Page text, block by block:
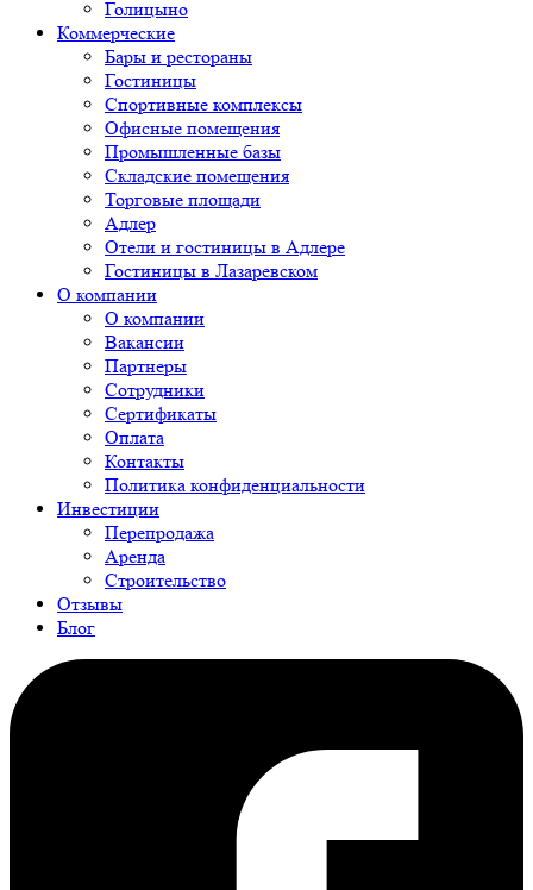
Голицыно
Коммерческие
Бары и рестораны
Гостиницы
Спортивные комплексы
Офисные помещения
Промышленные базы
Складские помещения
Торговые площади
Адлер
Отели и гостиницы в Адлере
Гостиницы в Лазаревском
О компании
О компании
Вакансии
Партнеры
Сотрудники
Сертификаты
Оплата
Контакты
Политика конфиденциальности
Инвестиции
Перепродажа
Аренда
Строительство
Отзывы
Блог